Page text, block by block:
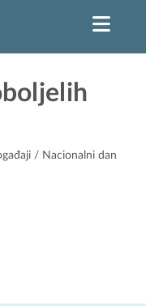
/ Nacionalni dan